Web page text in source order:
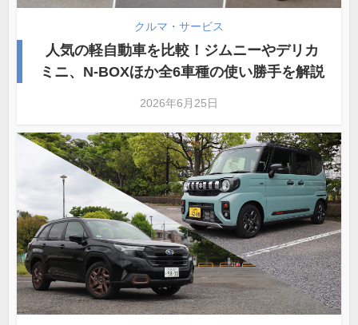
クルマ・サービス
人気の軽自動車を比較！ジムニーやデリカ
ミニ、N-BOXほか全6車種の使い勝手を解説
2026年6月25日